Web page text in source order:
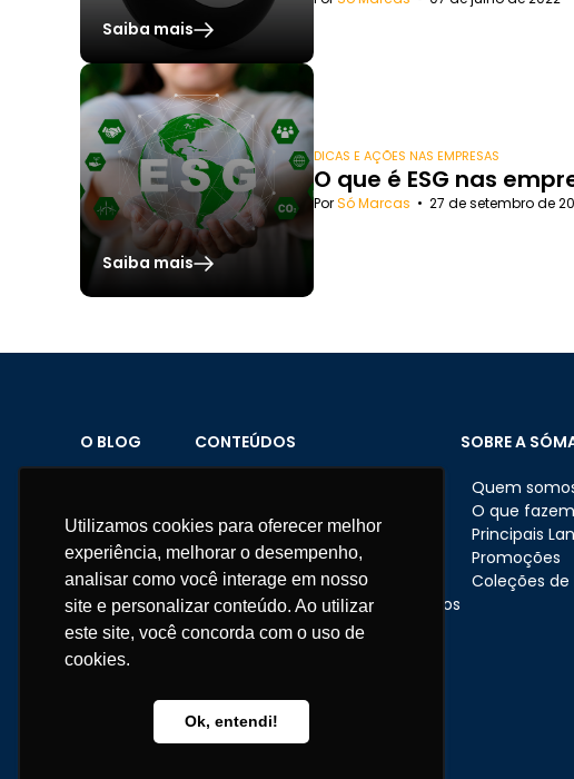
Utilizamos cookies para oferecer melhor
experiência, melhorar o desempenho,
analisar como você interage em nosso
site e personalizar conteúdo. Ao utilizar
este site, você concorda com o uso de
cookies.
Ok, entendi!
Saiba mais
Saiba mais
DICAS E AÇÕES NAS EMPRESAS
O que é ESG nas
PorSó Marcas • 27 de setembro de
O BLOG
Materiais
Fale conosco
CONTEÚDOS
Feriados
Dicas e ações nas empresas
Eventos corporativos
Presentes e brindes corporativos
RH
SOBRE A
Quem
O que
Principais
Promoções
Coleções de
WhatsApp:
11 95681-5743
atendimento@somarcas.com.br